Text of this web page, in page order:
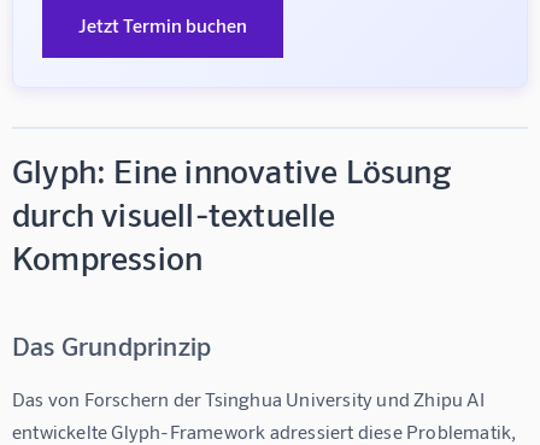
Jetzt Termin buchen
Glyph: Eine innovative Lösung
durch visuell-textuelle
Kompression
Das Grundprinzip
Das von Forschern der Tsinghua University und Zhipu AI
entwickelte Glyph-Framework adressiert diese Problematik,